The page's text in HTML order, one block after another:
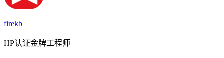
firekb
HP认证金牌工程师